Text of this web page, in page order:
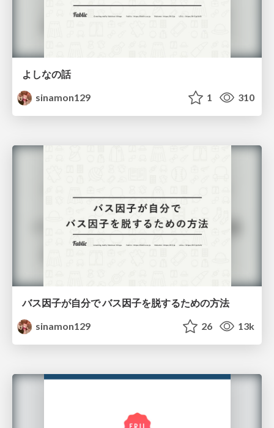
よしなの話
sinamon129
1 310
バス因子が自分で バス因子を脱するための方法
sinamon129
26 13k